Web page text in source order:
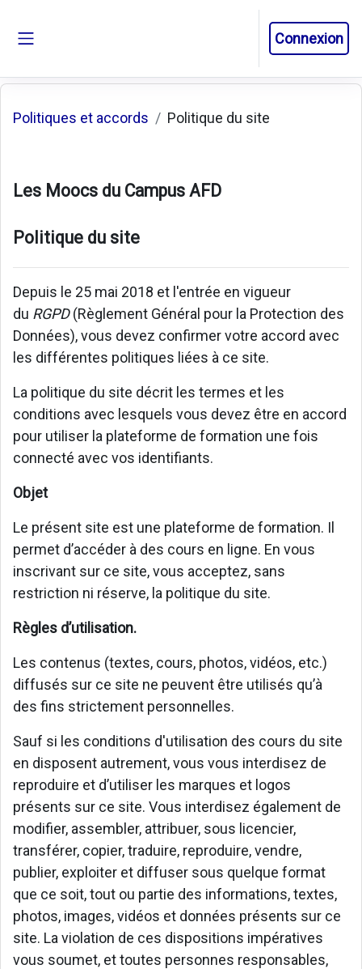
Connexion
Politiques et accords Politique du site
Les Moocs du Campus AFD
Politique du site
Depuis le 25 mai 2018 et l'entrée en vigueur
du RGPD(Règlement Général pour la Protection des
Données), vous devez confirmer votre accord avec
les différentes politiques liées à ce site.
La politique du site décrit les termes et les
conditions avec lesquels vous devez être en accord
pour utiliser la plateforme de formation une fois
connecté avec vos identifiants.
Objet
Le présent site est une plateforme de formation. Il
permet d’accéder à des cours en ligne. En vous
inscrivant sur ce site, vous acceptez, sans
restriction ni réserve, la politique du site.
Règles d’utilisation.
Les contenus (textes, cours, photos, vidéos, etc.)
diffusés sur ce site ne peuvent être utilisés qu’à
des fins strictement personnelles.
Sauf si les conditions d'utilisation des cours du site
en disposent autrement, vous vous interdisez de
reproduire et d’utiliser les marques et logos
présents sur ce site. Vous interdisez également de
modifier, assembler, attribuer, sous licencier,
transférer, copier, traduire, reproduire, vendre,
publier, exploiter et diffuser sous quelque format
que ce soit, tout ou partie des informations, textes,
photos, images, vidéos et données présents sur ce
site. La violation de ces dispositions impératives
vous soumet, et toutes personnes responsables,